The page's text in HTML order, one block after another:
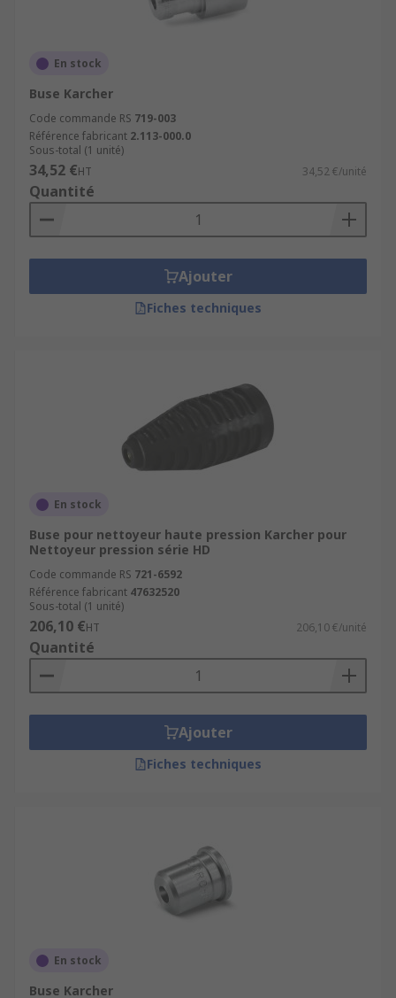
En stock
Buse Karcher
Code commande RS 719-003
Référence fabricant 2.113-000.0
Sous-total (1 unité)
34,52 €HT 34,52 €/unité
Quantité
Ajouter
Fiches techniques
En stock
Buse pour nettoyeur haute pression Karcher pour
Nettoyeur pression série HD
Code commande RS 721-6592
Référence fabricant 47632520
Sous-total (1 unité)
206,10 €HT 206,10 €/unité
Quantité
Ajouter
Fiches techniques
En stock
Buse Karcher